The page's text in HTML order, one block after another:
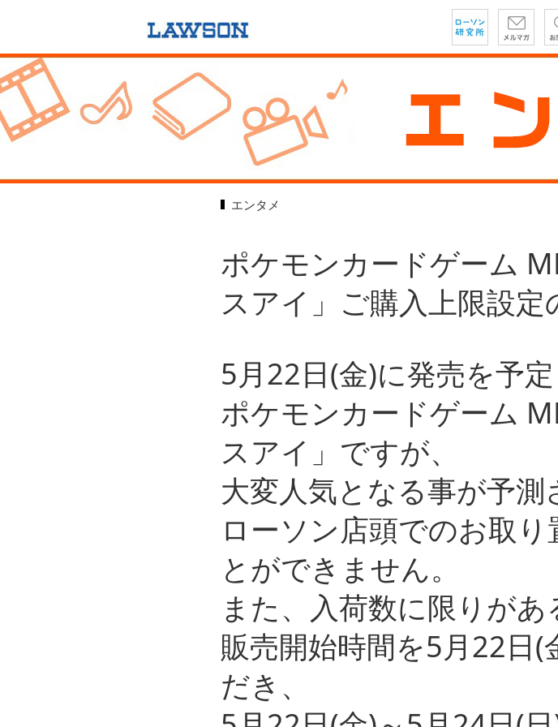
エンタメ
ポケモンカードゲーム
スアイ」ご購入上限設定
5月22日(金)に発売を予
ポケモンカードゲーム
スアイ」ですが、
大変人気となる事が予測
ローソン店頭でのお取
とができません。
また、入荷数に限りがあ
販売開始時間を5月22日
だき、